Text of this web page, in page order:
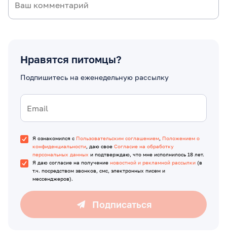
Нравятся питомцы?
Подпишитесь на еженедельную рассылку
Я ознакомился с Пользовательским соглашением, Положением о
конфиденциальности, даю свое Согласие на обработку
персональных данных и подтверждаю, что мне исполнилось 18 лет.
Я даю согласие на получение новостной и рекламной рассылки (в
т.ч. посредством звонков, смс, электронных писем и
мессенджеров).
Подписаться